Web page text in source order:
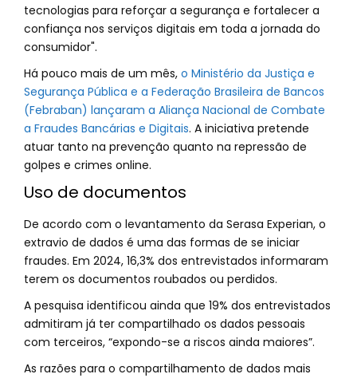
tecnologias para reforçar a segurança e fortalecer a
confiança nos serviços digitais em toda a jornada do
consumidor".
Há pouco mais de um mês, o Ministério da Justiça e
Segurança Pública e a Federação Brasileira de Bancos
(Febraban) lançaram a Aliança Nacional de Combate
a Fraudes Bancárias e Digitais. A iniciativa pretende
atuar tanto na prevenção quanto na repressão de
golpes e crimes online.
Uso de documentos
De acordo com o levantamento da Serasa Experian, o
extravio de dados é uma das formas de se iniciar
fraudes. Em 2024, 16,3% dos entrevistados informaram
terem os documentos roubados ou perdidos.
A pesquisa identificou ainda que 19% dos entrevistados
admitiram já ter compartilhado os dados pessoais
com terceiros, “expondo-se a riscos ainda maiores”.
As razões para o compartilhamento de dados mais